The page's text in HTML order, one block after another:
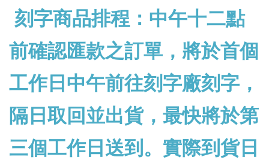
刻字商品排程：中午十二點
前確認匯款之訂單，將於首個
工作日中午前往刻字廠刻字，
隔日取回並出貨，最快將於第
三個工作日送到。實際到貨日